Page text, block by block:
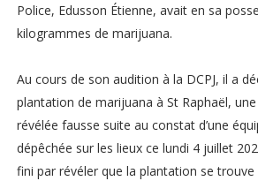
Police, Edusson Étienne, avait en sa
kilogrammes de marijuana.
Au cours de son audition à la DCPJ, il a
plantation de marijuana à St Raphaël,
révélée fausse suite au constat d’une
dépêchée sur les lieux ce lundi 4 juillet
fini par révéler que la plantation se